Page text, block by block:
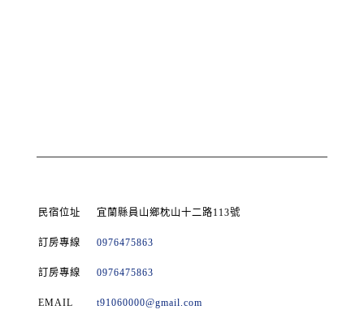
民宿位址 宜蘭縣員山鄉枕山十二路113號
訂房專線 0976475863
訂房專線 0976475863
EMAIL t91060000@gmail.com